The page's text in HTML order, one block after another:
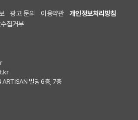
광고 문의 이용약관
개인정보처리방침
집거부
ARTISAN 빌딩 6층, 7층